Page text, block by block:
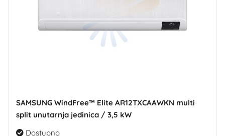
SAMSUNG WindFree™ Elite AR12TXCAAWKN multi
split unutarnja jedinica / 3,5 kW
Dostupno